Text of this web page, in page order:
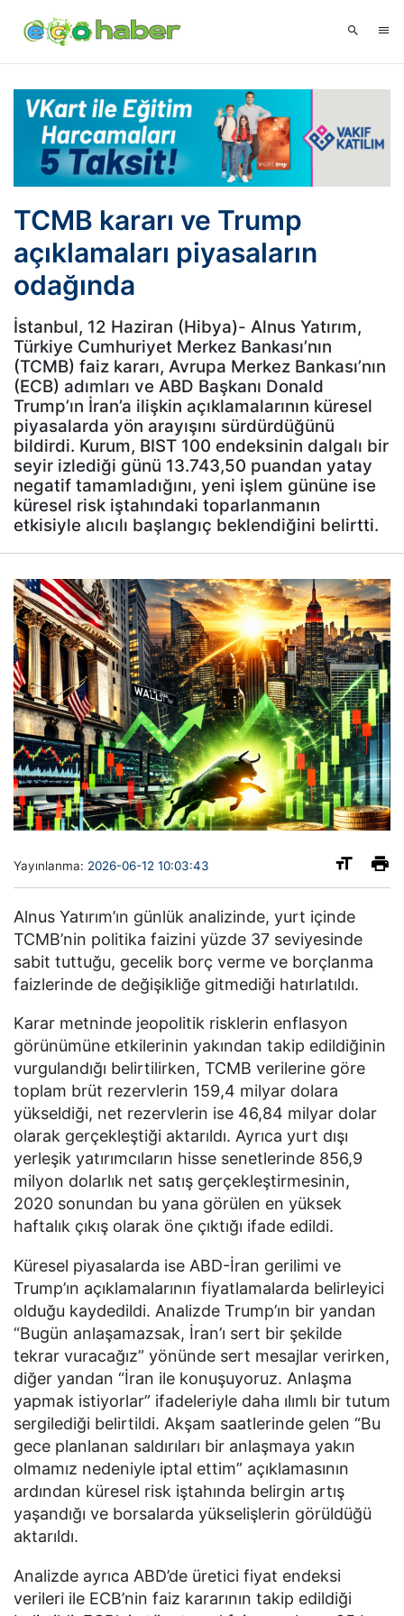
TCMB kararı ve Trump
açıklamaları piyasaların
odağında
İstanbul, 12 Haziran (Hibya)- Alnus Yatırım,
Türkiye Cumhuriyet Merkez Bankası’nın
(TCMB) faiz kararı, Avrupa Merkez Bankası’nın
(ECB) adımları ve ABD Başkanı Donald
Trump’ın İran’a ilişkin açıklamalarının küresel
piyasalarda yön arayışını sürdürdüğünü
bildirdi. Kurum, BIST 100 endeksinin dalgalı bir
seyir izlediği günü 13.743,50 puandan yatay
negatif tamamladığını, yeni işlem gününe ise
küresel risk iştahındaki toparlanmanın
etkisiyle alıcılı başlangıç beklendiğini belirtti.
Yayınlanma: 2026-06-12 10:03:43
Alnus Yatırım’ın günlük analizinde, yurt içinde
TCMB’nin politika faizini yüzde 37 seviyesinde
sabit tuttuğu, gecelik borç verme ve borçlanma
faizlerinde de değişikliğe gitmediği hatırlatıldı.
Karar metninde jeopolitik risklerin enflasyon
görünümüne etkilerinin yakından takip edildiğinin
vurgulandığı belirtilirken, TCMB verilerine göre
toplam brüt rezervlerin 159,4 milyar dolara
yükseldiği, net rezervlerin ise 46,84 milyar dolar
olarak gerçekleştiği aktarıldı. Ayrıca yurt dışı
yerleşik yatırımcıların hisse senetlerinde 856,9
milyon dolarlık net satış gerçekleştirmesinin,
2020 sonundan bu yana görülen en yüksek
haftalık çıkış olarak öne çıktığı ifade edildi.
Küresel piyasalarda ise ABD-İran gerilimi ve
Trump’ın açıklamalarının fiyatlamalarda belirleyici
olduğu kaydedildi. Analizde Trump’ın bir yandan
“Bugün anlaşamazsak, İran’ı sert bir şekilde
tekrar vuracağız” yönünde sert mesajlar verirken,
diğer yandan “İran ile konuşuyoruz. Anlaşma
yapmak istiyorlar” ifadeleriyle daha ılımlı bir tutum
sergilediği belirtildi. Akşam saatlerinde gelen “Bu
gece planlanan saldırıları bir anlaşmaya yakın
olmamız nedeniyle iptal ettim” açıklamasının
ardından küresel risk iştahında belirgin artış
yaşandığı ve borsalarda yükselişlerin görüldüğü
aktarıldı.
Analizde ayrıca ABD’de üretici fiyat endeksi
verileri ile ECB’nin faiz kararının takip edildiği